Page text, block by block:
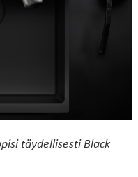
täydellisesti Black